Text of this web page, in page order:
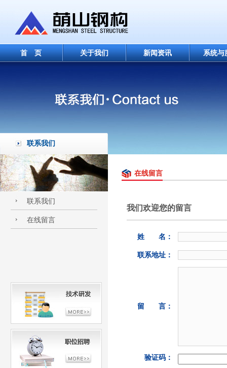
首 页 关于我们 新闻资讯 系统与
联系我们
联系我们
在线留言
在线留言
我们欢迎您的留言
姓 名：
联系地址：
留 言：
验证码：